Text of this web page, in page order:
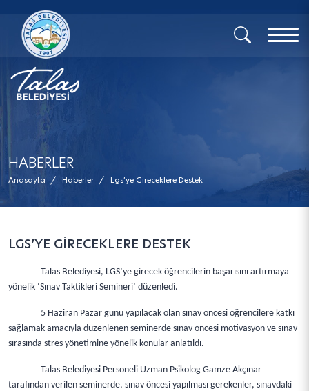
x
HABERLER
Anasayfa / Haberler / Lgs’ye Gireceklere Destek
LGS’YE GİRECEKLERE DESTEK
Talas Belediyesi, LGS’ye girecek öğrencilerin başarısını artırmaya
yönelik ‘Sınav Taktikleri Semineri’ düzenledi.
5 Haziran Pazar günü yapılacak olan sınav öncesi öğrencilere katkı
sağlamak amacıyla düzenlenen seminerde sınav öncesi motivasyon ve sınav
sırasında stres yönetimine yönelik konular anlatıldı.
Talas Belediyesi Personeli Uzman Psikolog Gamze Akçınar
tarafından verilen seminerde, sınav öncesi yapılması gerekenler, sınavdaki